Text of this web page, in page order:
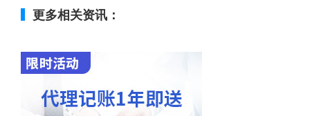
更多相关资讯：